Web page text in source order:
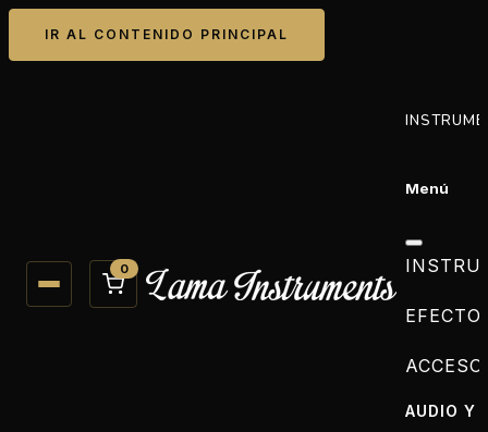
IR AL CONTENIDO PRINCIPAL
0
Menú
AUDIO Y